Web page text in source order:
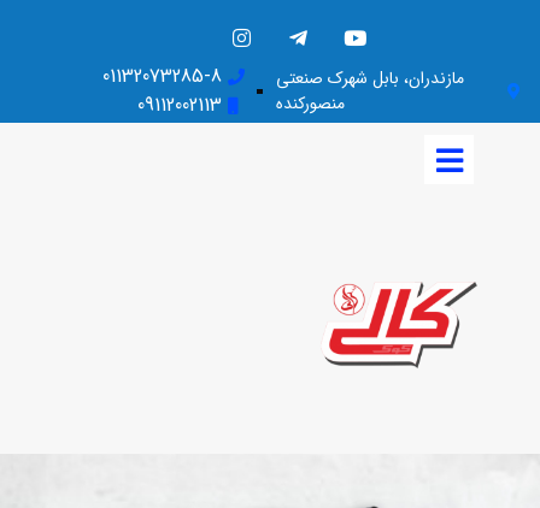
مازندران، بابل شهرک صنعتی
منصورکنده
01132073285-8
09112002113